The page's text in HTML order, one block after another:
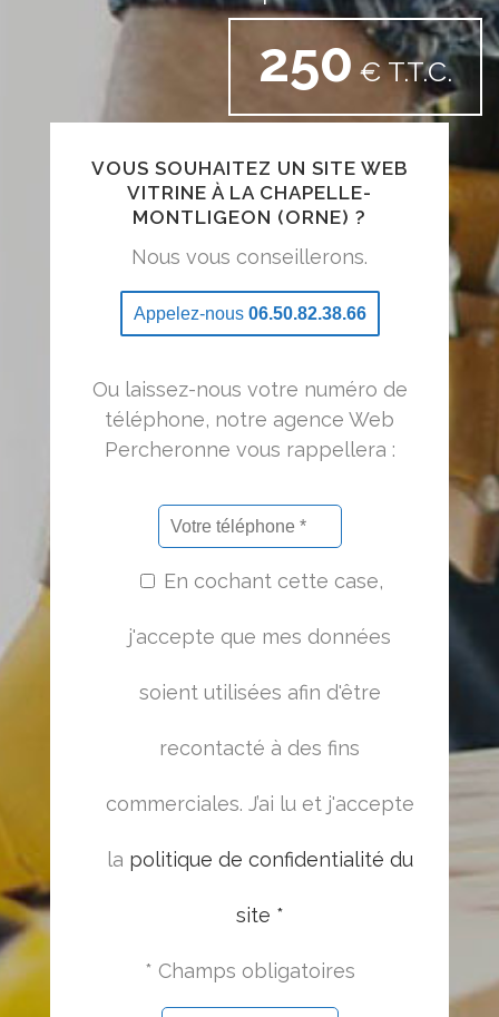
250 € T.T.C.
VOUS SOUHAITEZ UN SITE WEB
VITRINE À LA CHAPELLE-
MONTLIGEON (ORNE) ?
Nous vous conseillerons.
Appelez-nous 06.50.82.38.66
Ou laissez-nous votre numéro de
téléphone, notre agence Web
Percheronne vous rappellera :
En cochant cette case,
j'accepte que mes données
soient utilisées afin d'être
recontacté à des fins
commerciales. J’ai lu et j'accepte
la politique de confidentialité du
site *
* Champs obligatoires